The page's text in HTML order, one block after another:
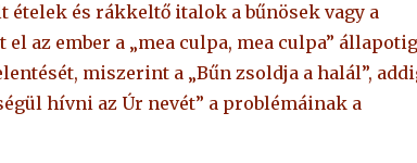
ételek és rákkeltő italok a bűnösek vagy a
az ember a „mea culpa, mea culpa”
miszerint a „Bűn zsoldja a halál”,
hívni az Úr nevét” a problémáinak a